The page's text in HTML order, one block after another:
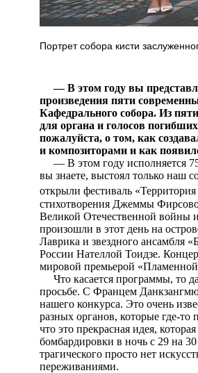
Портрет собора кисти
— В этом году вы
произведения пяти
Кафедрального собора. Из
для органа и голосов
пожалуйста, о том, как
и композиторами и как
— В этом году исполняется 75
вы знаете, выстоял только наш
открыли фестиваль
стихотворения Джеммы
Великой Отечественной войны
произошли в этот день на
Лаврика и звездного ансамбля
России Нателлой Тоидзе.
мировой премьерой
Что касается программы, то
просьбе. С Францем
нашего конкурса. Это очень
разных органов, которые где-то
что это прекрасная идея,
бомбардировки в ночь с 29 на 30
трагического просто нет
переживаниями.